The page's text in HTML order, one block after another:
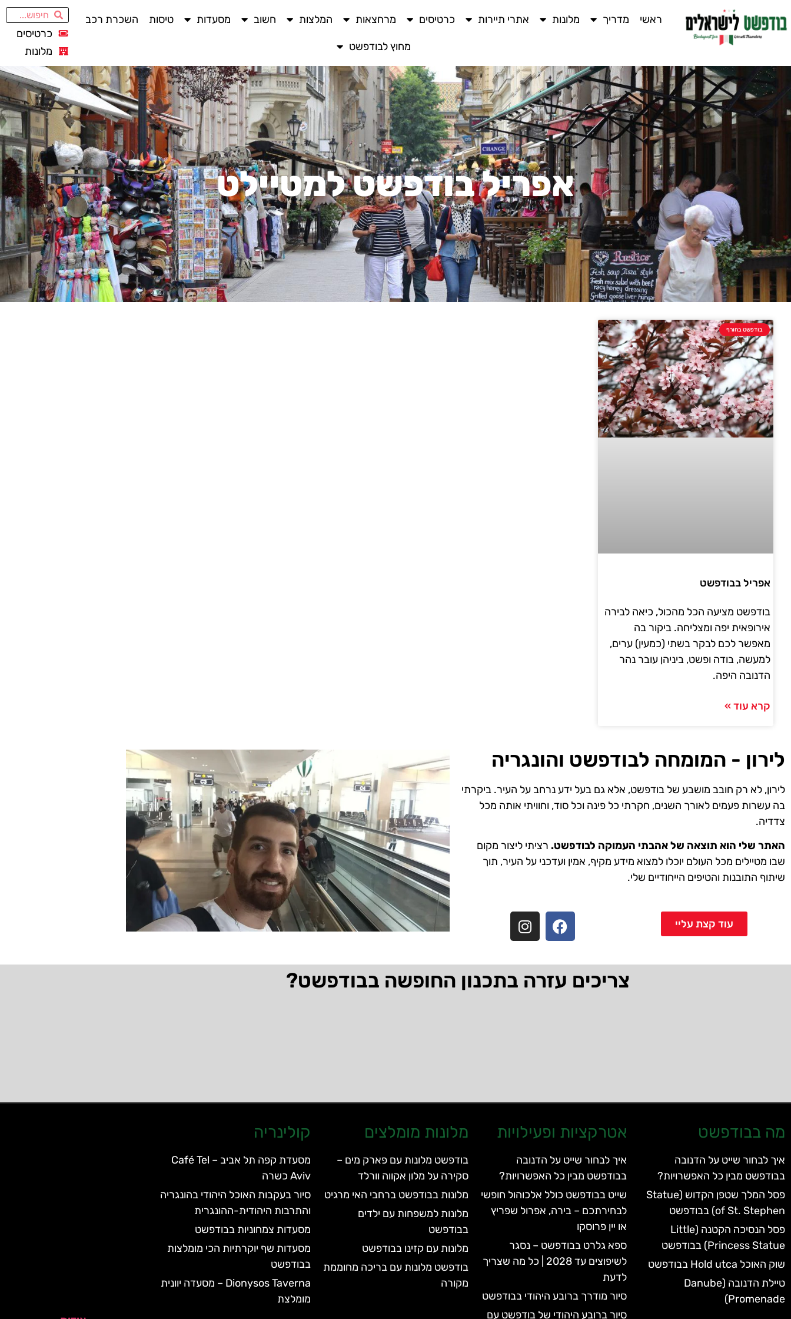
ראשי מדריך מלונות אתרי תיירות כרטיסים מרחצאות המלצות חשוב מסעדות טיסות השכרת רכב
מחוץ לבודפשט
כרטיסים
מלונות
אפריל בודפשט למטיילט
בודפשט בחורף
אפריל בבודפשט
בודפשט מציעה הכל מהכול, כיאה לבירה
אירופאית יפה ומצליחה. ביקור בה
מאפשר לכם לבקר בשתי (כמעין) ערים,
למעשה, בודה ופשט, ביניהן עובר נהר
הדנובה היפה.
קרא עוד »
לירון - המומחה לבודפשט והונגריה
לירון, לא רק חובב מושבע של בודפשט, אלא גם בעל ידע נרחב על העיר. ביקרתי
בה עשרות פעמים לאורך השנים, חקרתי כל פינה וכל סוד, וחוויתי אותה מכל
צדדיה.
האתר שלי הוא תוצאה של אהבתי העמוקה לבודפשט. רציתי ליצור מקום
שבו מטיילים מכל העולם יוכלו למצוא מידע מקיף, אמין ועדכני על העיר, תוך
שיתוף התובנות והטיפים הייחודיים שלי.
עוד קצת עליי
צריכים עזרה בתכנון החופשה בבודפשט?
מה בבודפשט
איך לבחור שייט על הדנובה
בבודפשט מבין כל האפשרויות?
פסל המלך שטפן הקדוש (Statue
of St. Stephen) בבודפשט
פסל הנסיכה הקטנה (Little
Princess Statue) בבודפשט
שוק האוכל Hold utca בבודפשט
טיילת הדנובה (Danube
Promenade)
אטרקציות ופעילויות
איך לבחור שייט על הדנובה
בבודפשט מבין כל האפשרויות?
שייט בבודפשט כולל אלכוהול חופשי
לבחירתכם – בירה, אפרול שפריץ
או יין פרוסקו
ספא גלרט בבודפשט – נסגר
לשיפוצים עד 2028 | כל מה שצריך
לדעת
סיור מודרך ברובע היהודי בבודפשט
סיור ברובע היהודי של בודפשט עם
מלונות מומלצים
בודפשט מלונות עם פארק מים –
סקירה על מלון אקווה וורלד
מלונות בבודפשט ברחבי האי מרגיט
מלונות למשפחות עם ילדים
בבודפשט
מלונות עם קזינו בבודפשט
בודפשט מלונות עם בריכה מחוממת
מקורה
קולינריה
מסעדת קפה תל אביב – Café Tel
Aviv כשרה
סיור בעקבות האוכל היהודי בהונגריה
והתרבות היהודית-ההונגרית
מסעדות צמחוניות בבודפשט
מסעדות שף יוקרתיות הכי מומלצות
בבודפשט
Dionysos Taverna – מסעדה יוונית
מומלצת